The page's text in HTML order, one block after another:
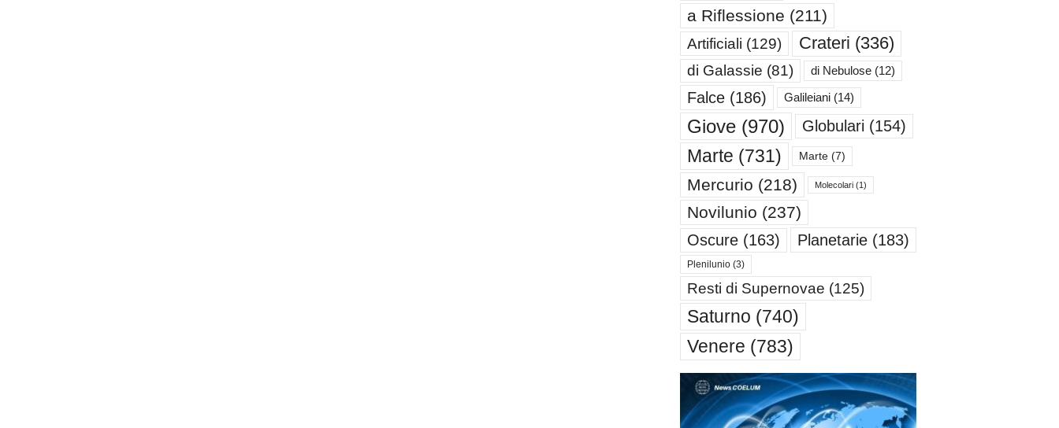
a Riflessione (211)
Artificiali (129) Crateri (336)
di Galassie (81) di Nebulose(12)
Falce(186) Galileiani(14)
Giove(970) Globulari (154)
Marte (731) Marte(7)
Mercurio (218) Molecolari(1)
Novilunio (237)
Oscure(163) Planetarie(183)
Plenilunio(3)
Resti di Supernovae (125)
Saturno (740)
Venere (783)